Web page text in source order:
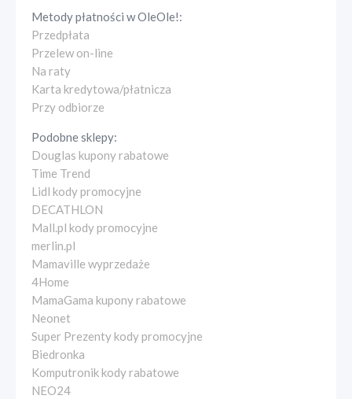
Metody płatności wOleOle!:
Przedpłata
Przelew on-line
Na raty
Karta kredytowa/płatnicza
Przy odbiorze
Podobne sklepy:
Douglas kupony rabatowe
Time Trend
Lidl kody promocyjne
DECATHLON
Mall.pl kody promocyjne
merlin.pl
Mamaville wyprzedaże
4Home
MamaGama kupony rabatowe
Neonet
Super Prezenty kody promocyjne
Biedronka
Komputronik kody rabatowe
NEO24